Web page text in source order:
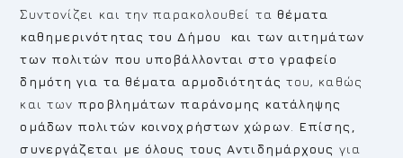
Συντονίζει και την παρακολουθεί τα θέματα
καθημερινότητας του Δήμου και των αιτημάτων
των πολιτών που υποβάλλονται στο γραφείο
δημότη για τα θέματα αρμοδιότητάς του, καθώς
και των προβλημάτων παράνομης κατάληψης
ομάδων πολιτών κοινοχρήστων χώρων
Επίσης,
συνεργάζεται με όλους τους Αντιδημάρχους για